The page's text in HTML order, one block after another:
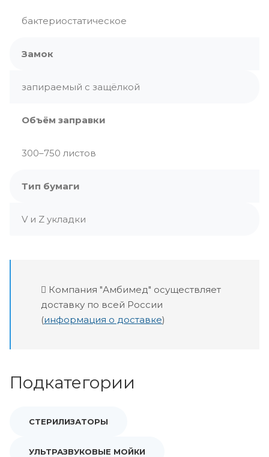
бактериостатическое
Замок
запираемый с защёлкой
Объём заправки
300–750 листов
Тип бумаги
V и Z укладки
Компания "Амбимед" осуществляет
доставку по всей России
(информация о доставке)
Подкатегории
СТЕРИЛИЗАТОРЫ
УЛЬТРАЗВУКОВЫЕ МОЙКИ